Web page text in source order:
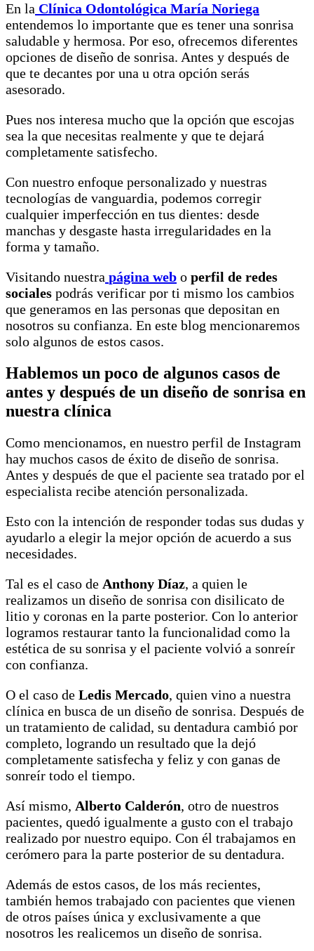
En la Clínica Odontológica María Noriega
entendemos lo importante que es tener una sonrisa
saludable y hermosa. Por eso, ofrecemos diferentes
opciones de diseño de sonrisa. Antes y después de
que te decantes por una u otra opción serás
asesorado.
Pues nos interesa mucho que la opción que escojas
sea la que necesitas realmente y que te dejará
completamente satisfecho.
Con nuestro enfoque personalizado y nuestras
tecnologías de vanguardia, podemos corregir
cualquier imperfección en tus dientes: desde
manchas y desgaste hasta irregularidades en la
forma y tamaño.
Visitando nuestra página web o perfil de redes
sociales podrás verificar por ti mismo los cambios
que generamos en las personas que depositan en
nosotros su confianza. En este blog mencionaremos
solo algunos de estos casos.
Hablemos un poco de algunos casos de
antes y después de un diseño de sonrisa en
nuestra clínica
Como mencionamos, en nuestro perfil de Instagram
hay muchos casos de éxito de diseño de sonrisa.
Antes y después de que el paciente sea tratado por el
especialista recibe atención personalizada.
Esto con la intención de responder todas sus dudas y
ayudarlo a elegir la mejor opción de acuerdo a sus
necesidades.
Tal es el caso de Anthony Díaz, a quien le
realizamos un diseño de sonrisa con disilicato de
litio y coronas en la parte posterior. Con lo anterior
logramos restaurar tanto la funcionalidad como la
estética de su sonrisa y el paciente volvió a sonreír
con confianza.
O el caso de Ledis Mercado, quien vino a nuestra
clínica en busca de un diseño de sonrisa. Después de
un tratamiento de calidad, su dentadura cambió por
completo, logrando un resultado que la dejó
completamente satisfecha y feliz y con ganas de
sonreír todo el tiempo.
Así mismo, Alberto Calderón, otro de nuestros
pacientes, quedó igualmente a gusto con el trabajo
realizado por nuestro equipo. Con él trabajamos en
cerómero para la parte posterior de su dentadura.
Además de estos casos, de los más recientes,
también hemos trabajado con pacientes que vienen
de otros países única y exclusivamente a que
nosotros les realicemos un diseño de sonrisa.